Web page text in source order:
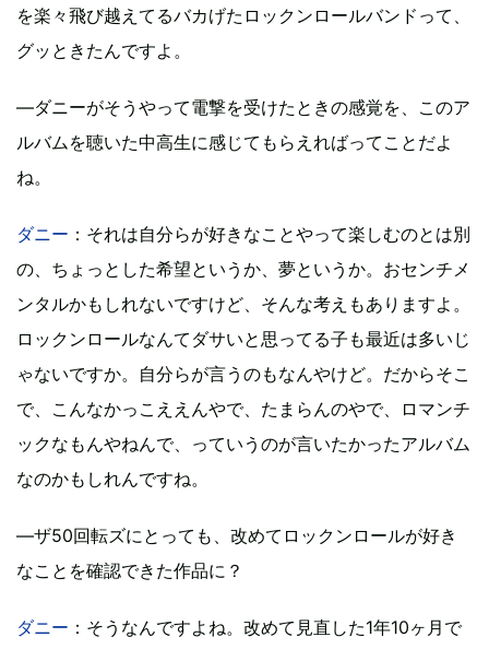
を楽々飛び越えてるバカげたロックンロールバンドって、
グッときたんですよ。
―ダニーがそうやって電撃を受けたときの感覚を、このア
ルバムを聴いた中高生に感じてもらえればってことだよ
ね。
ダニー ：それは自分らが好きなことやって楽しむのとは別
の、ちょっとした希望というか、夢というか。おセンチメ
ンタルかもしれないですけど、そんな考えもありますよ。
ロックンロールなんてダサいと思ってる子も最近は多いじ
ゃないですか。自分らが言うのもなんやけど。だからそこ
で、こんなかっこええんやで、たまらんのやで、ロマンチ
ックなもんやねんで、っていうのが言いたかったアルバム
なのかもしれんですね。
―ザ50回転ズにとっても、改めてロックンロールが好き
なことを確認できた作品に？
ダニー ：そうなんですよね。改めて見直した1年10ヶ月で